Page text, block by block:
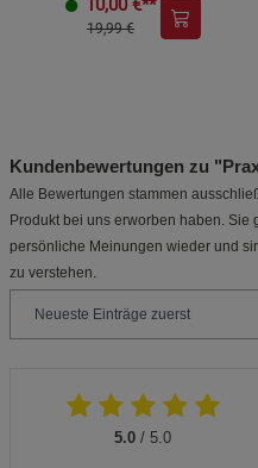
10,00 €**
19,99 €
Kundenbewertungen zu
Alle Bewertungen stammen
Produkt bei uns erworben haben.
persönliche Meinungen wieder und
zu verstehen.
5.0 / 5.0